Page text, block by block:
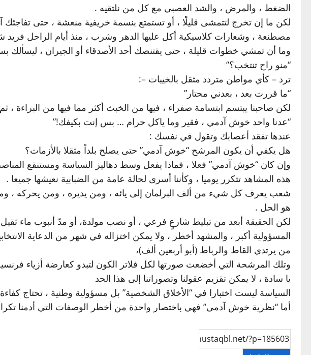
الضغط ، والمرض ، والشد العصبي مع كل من نلتقيه .
لكن ما إن تخرج لتتمشى قليلًا ، أو تستمتع بنسمة خريفية منعشة ، حتى
مصطنعة ، وشعارات كلاسيكية أكل عليها الدهر وشرب ، منذ أيام الراحل فريد
وما أن تمشي خطوات قليلة ، حتى يقتنصك أحد الأصدقاء أو الجيران ، ليسألك
“منو راح تنتخب؟”
ترد – كأي مواطن متردد مثقل بالخيبات –:
“ما قررت بعد ، بعدني محتار”
لكن صاحبنا يبتسم ابتسامة صفراء ، فيها من الخبث أكثر مما فيها من البراءة
“عدنا واحد خوش آدمي ، فقير وما ياكل حرام … بس إنت بكيفك!”
عندها تفقد أعصابك وتقول في نفسك :
هل يكفي أن يكون المرشح “خوش آدمي” حتى يصلح بلداً مثقلا بالأزمات؟
وإن كان “خوش آدمي” فعلا ، فماذا يفعل وسط دهاليز السياسة ومستنقع
هذه المشاهد تتكرر يوميا ، وكأننا أسرى لحالة عامة من الضبابية نعيشها جميعا .
شعب يعرف كل شيء من ألف البرلمان إلى يائه ، ومن يديره ، ومن يحركه ، وما
هو الحل .
لكن الحقيقة أبعد من تبليط شارعٍ فرعي ، أو نصب مولدة، أو مدّ أنبوب ماء
المسؤولية أكبر ، والمشهد أخطر ، ولا يمكن اختزاله في شهر من الدعاية
من يرتدي القاط والرباط (أبو أربعين ألف)،
وتلك المرشحة التي أخضعت صورتها لكل فلاتر الكون لتبدو كعارضة أزياء
يا سادة ، لا يمكن تقزيم عقولنا وتصوراتنا إلى هذا الحد
السياسة ليست اختبارا في “الأخلاق الشخصية” بل مسؤولية وطنية ، تحتاج
أما “نظرية خوش آدمي” فهي باختصار واحدة من أخطر الوصفات التي أدمنا